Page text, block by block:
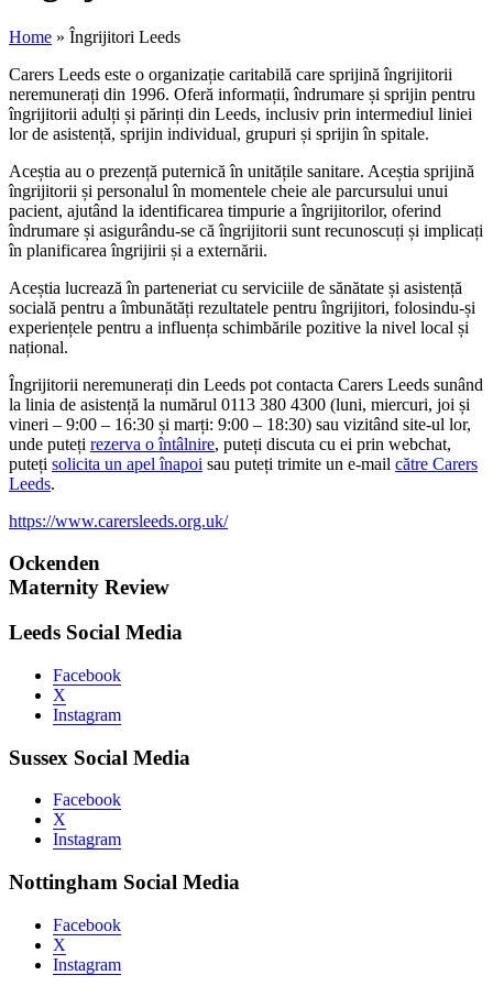
Home » Îngrijitori Leeds
Carers Leeds este o organizație caritabilă care sprijină îngrijitorii
neremunerați din 1996. Oferă informații, îndrumare și sprijin pentru
îngrijitorii adulți și părinți din Leeds, inclusiv prin intermediul liniei
lor de asistență, sprijin individual, grupuri și sprijin în spitale.
Aceștia au o prezență puternică în unitățile sanitare. Aceștia sprijină
îngrijitorii și personalul în momentele cheie ale parcursului unui
pacient, ajutând la identificarea timpurie a îngrijitorilor, oferind
îndrumare și asigurându-se că îngrijitorii sunt recunoscuți și implicați
în planificarea îngrijirii și a externării.
Aceștia lucrează în parteneriat cu serviciile de sănătate și asistență
socială pentru a îmbunătăți rezultatele pentru îngrijitori, folosindu-și
experiențele pentru a influența schimbările pozitive la nivel local și
național.
Îngrijitorii neremunerați din Leeds pot contacta Carers Leeds sunând
la linia de asistență la numărul 0113 380 4300 (luni, miercuri, joi și
vineri – 9:00 – 16:30 și marți: 9:00 – 18:30) sau vizitând site-ul lor,
unde puteți rezerva o întâlnire, puteți discuta cu ei prin webchat,
puteți solicita un apel înapoi sau puteți trimite un e-mail către Carers
Leeds.
https://www.carersleeds.org.uk/
Ockenden
Maternity Review
Leeds Social Media
Facebook
X
Instagram
Sussex Social Media
Facebook
X
Instagram
Nottingham Social Media
Facebook
X
Instagram